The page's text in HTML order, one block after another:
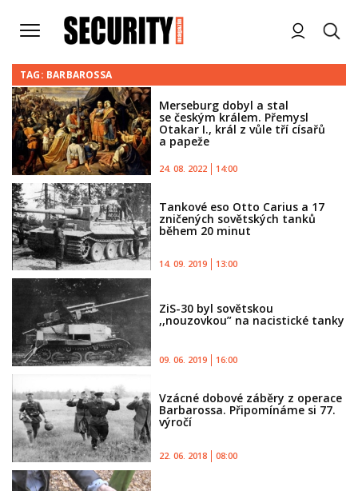
TAG: BARBAROSSA
Merseburg dobyl a stal
se českým králem. Přemysl
Otakar I., král z vůle tří císařů
a papeže
24. 08. 2022 14:00
Tankové eso Otto Carius a 17
zničených sovětských tanků
během 20 minut
14. 09. 2019 13:00
ZiS-30 byl sovětskou
,,nouzovkou” na nacistické tanky
09. 06. 2019 16:00
Vzácné dobové záběry z operace
Barbarossa. Připomínáme si 77.
výročí
22. 06. 2018 08:00